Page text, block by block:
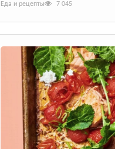
Еда и рецепты 7 045